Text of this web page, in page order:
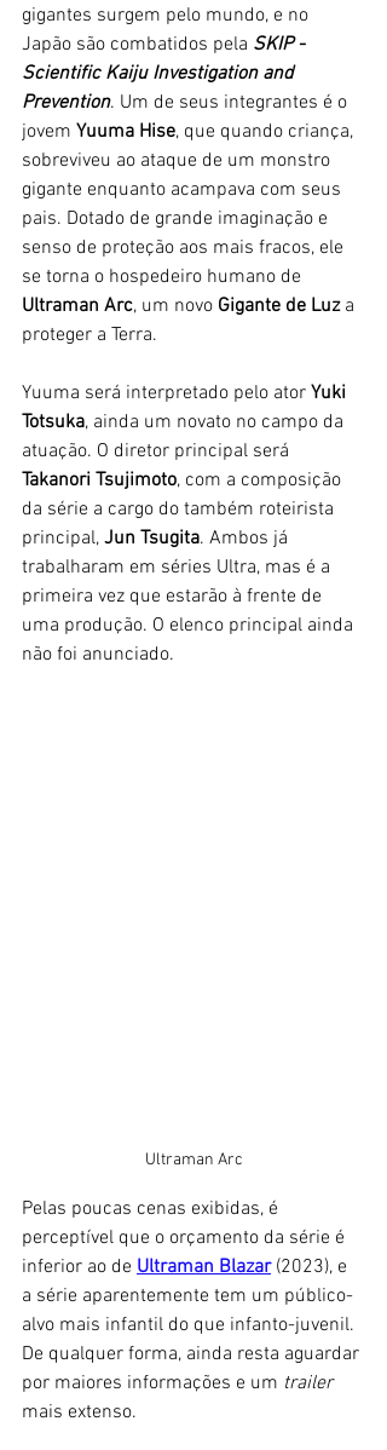
gigantes surgem pelo mundo, e no
Japão são combatidos pela SKIP -
Scientific Kaiju Investigation and
Prevention. Um de seus integrantes é o
jovem Yuuma Hise, que quando criança,
sobreviveu ao ataque de um monstro
gigante enquanto acampava com seus
pais. Dotado de grande imaginação e
senso de proteção aos mais fracos, ele
se torna o hospedeiro humano de
Ultraman Arc, um novo Gigante de Luz a
proteger a Terra.
Yuuma será interpretado pelo ator Yuki
Totsuka, ainda um novato no campo da
atuação. O diretor principal será
Takanori Tsujimoto, com a composição
da série a cargo do também roteirista
principal, Jun Tsugita. Ambos já
trabalharam em séries Ultra, mas é a
primeira vez que estarão à frente de
uma produção. O elenco principal ainda
não foi anunciado.
Ultraman Arc
Pelas poucas cenas exibidas, é
perceptível que o orçamento da série é
inferior ao de Ultraman Blazar (2023), e
a série aparentemente tem um público-
alvo mais infantil do que infanto-juvenil.
De qualquer forma, ainda resta aguardar
por maiores informações e um trailer
mais extenso.